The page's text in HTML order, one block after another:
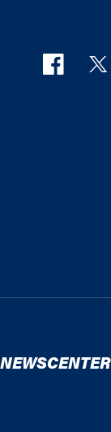
NEWSCENTER